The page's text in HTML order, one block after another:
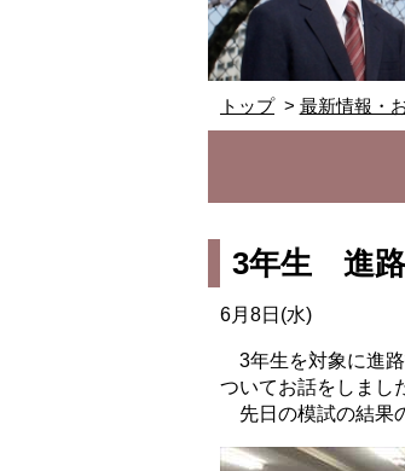
トップ 最新情報・
3年生 進
6月8日(水)
3年生を対象に進路
ついてお話をしまし
先日の模試の結果